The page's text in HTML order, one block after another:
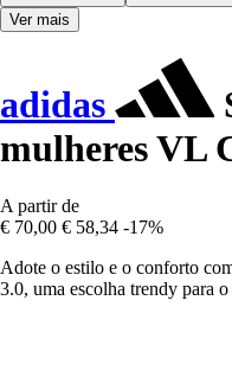
Ver mais
adidas
mulheres VL
A partir de
€ 70,00 € 58,34 -17%
Adote o estilo e o conforto
3.0, uma escolha trendy para